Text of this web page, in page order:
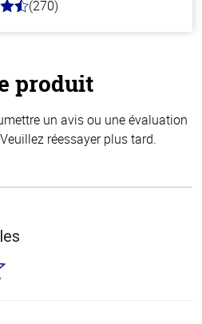
(270)
produit
un avis ou une évaluation
réessayer plus tard.